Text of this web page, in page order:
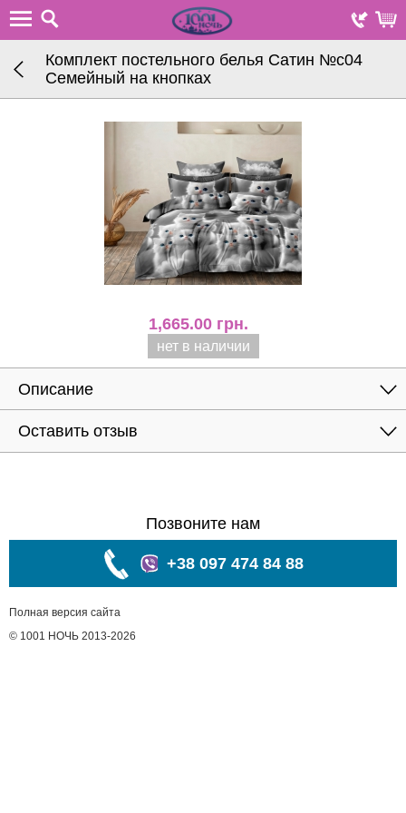
Комплект постельного белья Сатин №с04
Семейный на кнопках
1,665.00 грн.
нет в наличии
Описание
Оставить отзыв
Позвоните нам
+38 097 474 84 88
Полная версия сайта
© 1001 НОЧЬ 2013-2026